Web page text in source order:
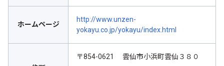
ホームページ
http://www.unzen-
yokayu.co.jp/yokayu/index.html
〒854-0621 雲仙市小浜町雲仙３８０